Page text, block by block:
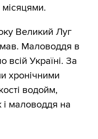
Великий Луг
Маловоддя в
всій Україні. За
хронічними
водойм,
і маловоддя на